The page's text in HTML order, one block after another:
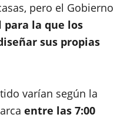
pero el Gobierno
para la que los
sus propias
varían según la
entre las 7:00